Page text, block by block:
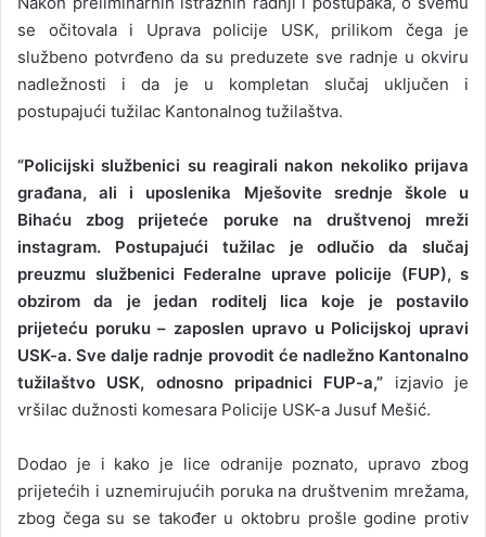
se očitovala i Uprava policije USK, prilikom čega je
službeno potvrđeno da su preduzete sve radnje u okviru
nadležnosti i da je u kompletan slučaj uključen i
postupajući tužilac Kantonalnog tužilaštva.
“Policijski službenici su reagirali nakon nekoliko prijava
građana, ali i uposlenika Mješovite srednje škole u
Bihaću zbog prijeteće poruke na društvenoj mreži
instagram. Postupajući tužilac je odlučio da slučaj
preuzmu službenici Federalne uprave policije (FUP), s
obzirom da je jedan roditelj lica koje je postavilo
prijeteću poruku – zaposlen upravo u Policijskoj upravi
USK-a. Sve dalje radnje provodit će nadležno Kantonalno
tužilaštvo USK, odnosno pripadnici FUP-a,” izjavio je
vršilac dužnosti komesara Policije USK-a Jusuf Mešić.
Dodao je i kako je lice odranije poznato, upravo zbog
prijetećih i uznemirujućih poruka na društvenim mrežama,
zbog čega su se također u oktobru prošle godine protiv